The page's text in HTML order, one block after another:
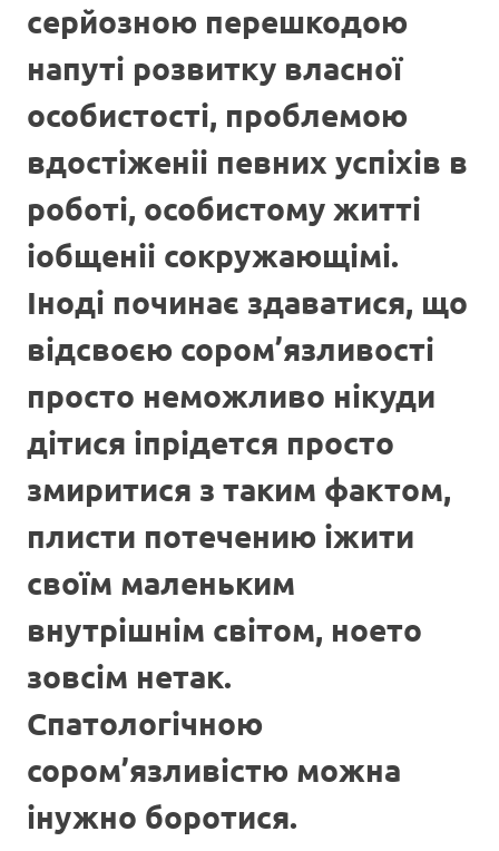
серйозною перешкодою
напуті розвитку власної
особистості, проблемою
вдостіженіі певних успіхів в
роботі, особистому житті
іобщеніі сокружающімі.
Іноді починає здаватися, що
відсвоєю сором’язливості
просто неможливо нікуди
дітися іпрідется просто
змиритися з таким фактом,
плисти потечению іжити
своїм маленьким
внутрішнім світом, ноето
зовсім нетак.
Спатологічною
сором’язливістю можна
інужно боротися.